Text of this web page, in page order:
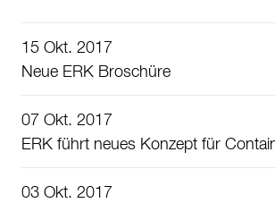
15 Okt. 2017
Neue ERK Broschüre
07 Okt. 2017
ERK führt neues Konzept für
03 Okt. 2017